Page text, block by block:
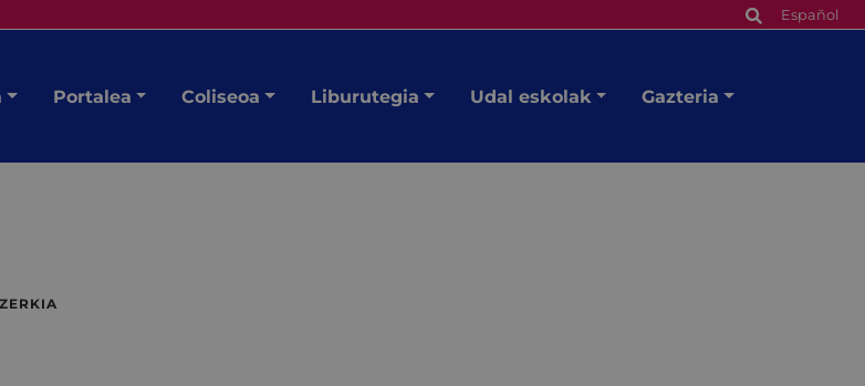
Español
Portalea Coliseoa Liburutegia Udal eskolak Gazteria